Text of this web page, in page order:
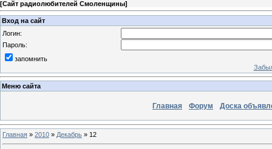
[Сайт радиолюбителей Смоленщины]
Вход на сайт
Логин:
Пароль:
запомнить
Меню сайта
Главная Форум Доска
Главная » 2010 » Декабрь » 12